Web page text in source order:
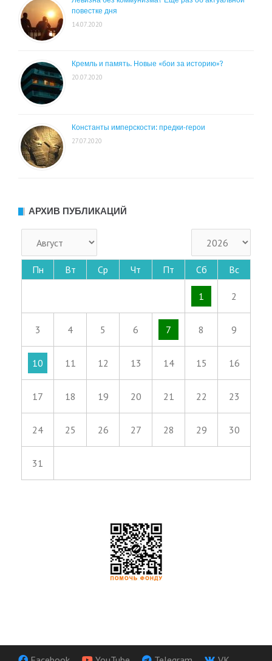
повестке дня
14.07.2020
Кремль и память. Новые «бои за историю»?
20.07.2020
Константы имперскости: предки-герои
27.07.2020
АРХИВ ПУБЛИКАЦИЙ
Пн Вт Ср Чт Пт Сб Вс
1 2
3 4 5 6 7 8 9
10 11 12 13 14 15 16
17 18 19 20 21 22 23
24 25 26 27 28 29 30
31